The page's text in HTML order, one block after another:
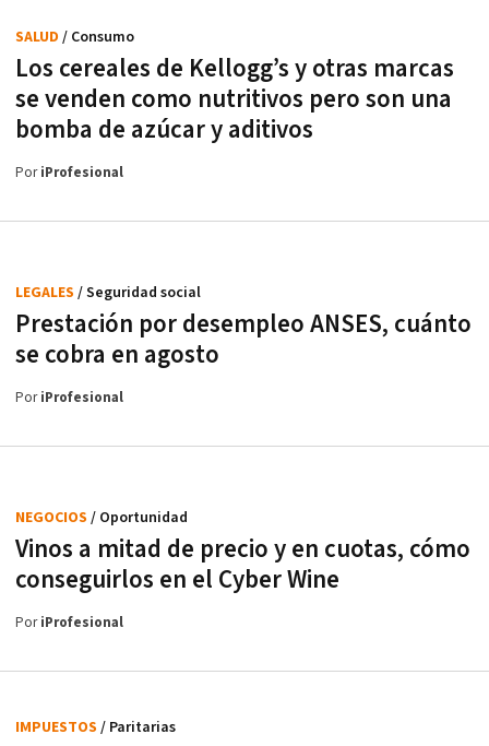
Los cereales de Kellogg’s y otras marcas
se venden como nutritivos pero son una
bomba de azúcar y aditivos
SALUD / Consumo
PoriProfesional
Prestación por desempleo ANSES, cuánto
se cobra en agosto
LEGALES / Seguridad social
PoriProfesional
Vinos a mitad de precio y en cuotas, cómo
conseguirlos en el Cyber Wine
NEGOCIOS / Oportunidad
PoriProfesional
IMPUESTOS / Paritarias